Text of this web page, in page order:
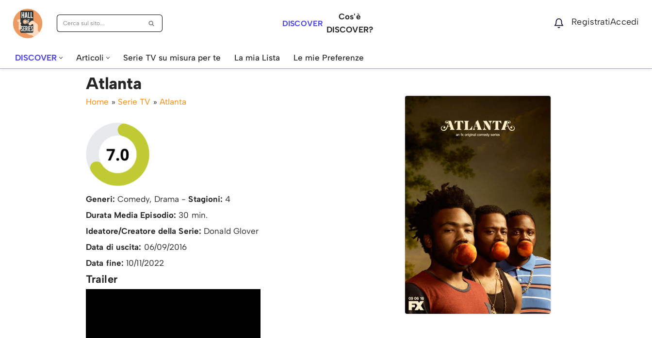
Vai
DISCOVER
Cos'è
DISCOVER?
RegistratiAccedi
DISCOVER Articoli Serie TV su misura per te La mia Lista Le mie Preferenze
Atlanta
Home » Serie TV » Atlanta
Generi: Comedy, Drama -Stagioni: 4
Durata Media Episodio: 30 min.
Ideatore/Creatore della Serie: Donald Glover
Data di uscita: 06/09/2016
Data fine: 10/11/2022
Trailer